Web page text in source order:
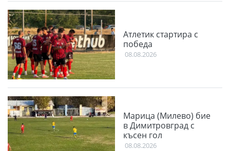
Атлетик стартира с
победа
08.08.2026
Марица (Милево) бие
в Димитровград с
късен гол
08.08.2026